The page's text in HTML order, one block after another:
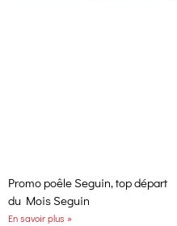
Promo poêle Seguin, top départ
du Mois Seguin
En savoir plus »